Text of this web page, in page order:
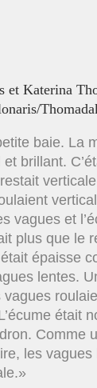
baie. La
brillant.
vagues et
plus que le
était épaisse
lentes.
vagues
était
Comme
les vagues